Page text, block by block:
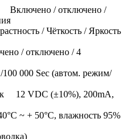
Включено / отключено /
/ Чёткость / Яркость
/ отключено / 4
000 Sec (автом. режим/
12 VDC (±10%), 200mA,
~ + 50°C, влажность 95%